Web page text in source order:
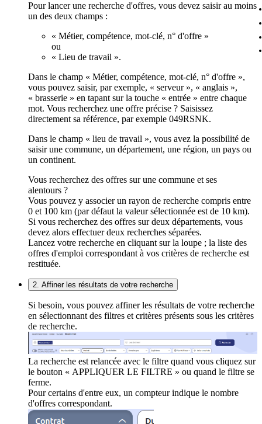
Pour lancer une recherche d'offres, vous devez saisir au moins
un des deux champs :
« Métier, compétence, mot-clé, n° d'offre »
ou
« Lieu de travail ».
Dans le champ « Métier, compétence, mot-clé, n° d'offre »,
vous pouvez saisir, par exemple, « serveur », « anglais »,
« brasserie » en tapant sur la touche « entrée » entre chaque
mot. Vous recherchez une offre précise ? Saisissez
directement sa référence, par exemple 049RSNK.
Dans le champ « lieu de travail », vous avez la possibilité de
saisir une commune, un département, une région, un pays ou
un continent.
Vous recherchez des offres sur une commune et ses
alentours ?
Vous pouvez y associer un rayon de recherche compris entre
0 et 100 km (par défaut la valeur sélectionnée est de 10 km).
Si vous recherchez des offres sur deux départements, vous
devez alors effectuer deux recherches séparées.
Lancez votre recherche en cliquant sur la loupe ; la liste des
offres d'emploi correspondant à vos critères de recherche est
restituée.
2. Affiner les résultats de votre recherche
Si besoin, vous pouvez affiner les résultats de votre recherche
en sélectionnant des filtres et critères présents sous les critères
de recherche.
La recherche est relancée avec le filtre quand vous cliquez sur
le bouton « APPLIQUER LE FILTRE » ou quand le filtre se
ferme.
Pour certains d'entre eux, un compteur indique le nombre
d'offres correspondant.